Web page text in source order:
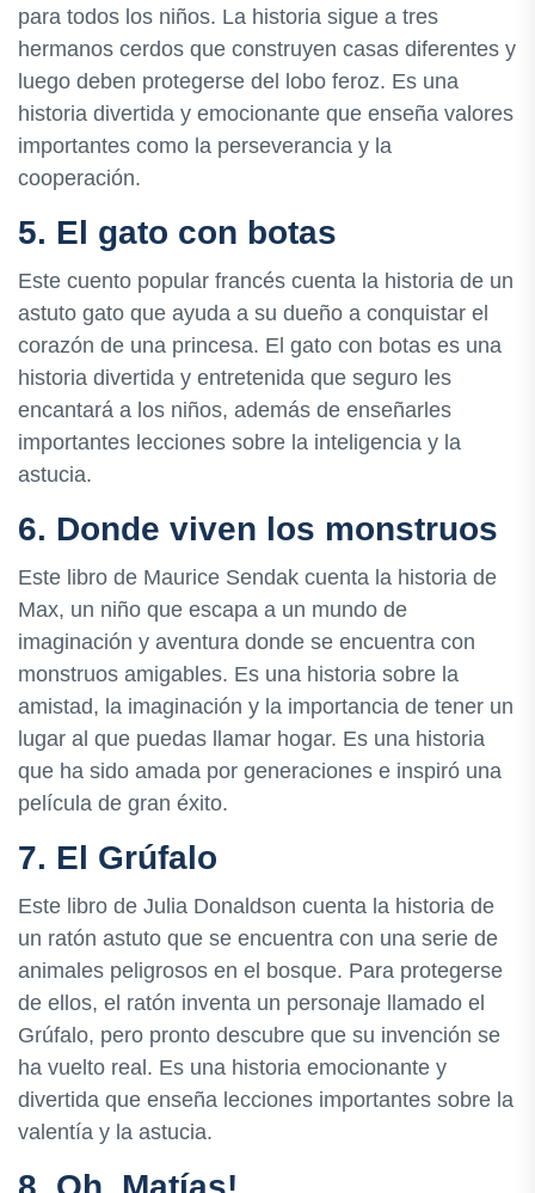
para todos los niños. La historia sigue a tres
hermanos cerdos que construyen casas diferentes y
luego deben protegerse del lobo feroz. Es una
historia divertida y emocionante que enseña valores
importantes como la perseverancia y la
cooperación.
5. El gato con botas
Este cuento popular francés cuenta la historia de un
astuto gato que ayuda a su dueño a conquistar el
corazón de una princesa. El gato con botas es una
historia divertida y entretenida que seguro les
encantará a los niños, además de enseñarles
importantes lecciones sobre la inteligencia y la
astucia.
6. Donde viven los monstruos
Este libro de Maurice Sendak cuenta la historia de
Max, un niño que escapa a un mundo de
imaginación y aventura donde se encuentra con
monstruos amigables. Es una historia sobre la
amistad, la imaginación y la importancia de tener un
lugar al que puedas llamar hogar. Es una historia
que ha sido amada por generaciones e inspiró una
película de gran éxito.
7. El Grúfalo
Este libro de Julia Donaldson cuenta la historia de
un ratón astuto que se encuentra con una serie de
animales peligrosos en el bosque. Para protegerse
de ellos, el ratón inventa un personaje llamado el
Grúfalo, pero pronto descubre que su invención se
ha vuelto real. Es una historia emocionante y
divertida que enseña lecciones importantes sobre la
valentía y la astucia.